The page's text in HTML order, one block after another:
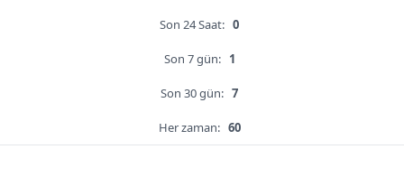
Son 24 Saat: 0
Son 7 gün: 1
Son 30 gün: 7
Her zaman: 60